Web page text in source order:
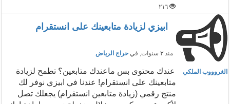
٢١٦
ابيزي لزيادة متابعينك على انستقرام
منذ ٣ سنوات , في حراج الرياض
الغروووب الملكي
عندك محتوى بس ماعندك متابعين؟ تطمح لزيادة
متابعينك على انستقرام! عندنا في ابيزي نوفر لك
منتج رقمي (زيادة متابعين انستقرام) يجعلك تصل